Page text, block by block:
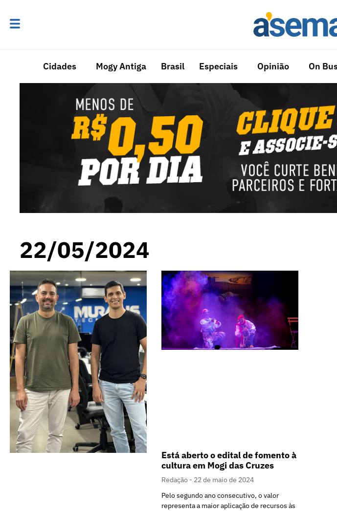
Cidades Mogy Antiga Brasil Especiais Opinião On
22/05/2024
Está aberto o edital de fomento à
cultura em Mogi das Cruzes
Redação
22 de maio de 2024
Pelo segundo ano consecutivo, o valor
representa a maior aplicação de recursos às